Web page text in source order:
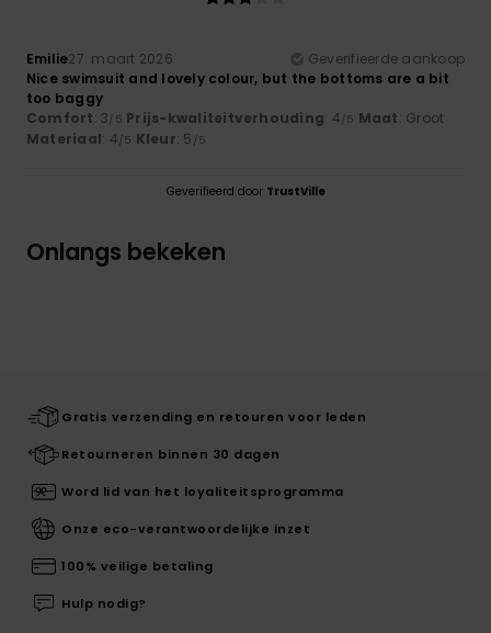
Emilie27. maart 2026
Geverifieerde aankoop
Nice swimsuit and lovely colour, but the bottoms are a bit
too baggy
Comfort: 3/5 Prijs-kwaliteitverhouding: 4/5 Maat: Groot
Materiaal: 4/5 Kleur: 5 /5
Geverifieerd door TrustVille
Onlangs bekeken
Gratis verzending en retouren voor leden
Retourneren binnen 30 dagen
Word lid van het loyaliteitsprogramma
Onze eco-verantwoordelijke inzet
100% veilige betaling
Hulp nodig?